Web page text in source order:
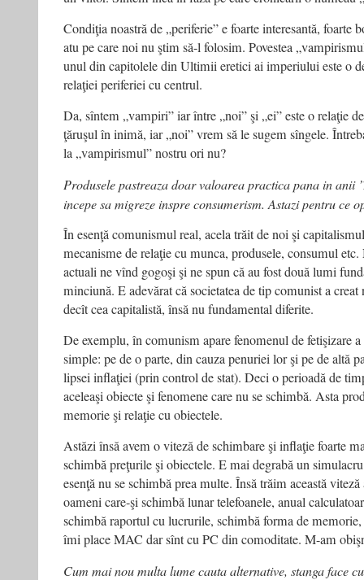
Condiţia noastră de „periferie” e foarte interesantă, foarte
atu pe care noi nu ştim să-l folosim. Povestea
unul din capitolele din Ultimii eretici ai imperiului este o
relaţiei periferiei cu centrul.
Da, sîntem „vampiri” iar între „noi” şi „ei” este o relaţie
ţăruşul în inimă, iar „noi” vrem să le sugem sîngele.
la „vampirismul” nostru ori nu?
Produsele pastreaza doar valoarea practica pana in anii
incepe sa migreze inspre consumerism. Astazi pentru ce
În esenţă comunismul real, acela trăit de noi şi
mecanisme de relaţie cu munca, produsele, consumul
actuali ne vînd gogoşi şi ne spun că au fost două lumi
minciună. E adevărat că societatea de tip comunist a
decît cea capitalistă, însă nu fundamental diferite.
De exemplu, în comunism apare fenomenul de fetişizare
simple: pe de o parte, din cauza penuriei lor şi pe de altă
lipsei inflaţiei (prin control de stat). Deci o perioadă de
aceleaşi obiecte şi fenomene care nu se schimbă. Asta
memorie şi relaţie cu obiectele.
Astăzi însă avem o viteză de schimbare şi inflaţie foarte
schimbă preţurile şi obiectele. E mai degrabă un
esenţă nu se schimbă prea multe. Însă trăim această
oameni care-şi schimbă lunar telefoanele, anual
schimbă raportul cu lucrurile, schimbă forma de
îmi place MAC dar sînt cu PC din comoditate. M-am
Cum mai nou multa lume cauta alternative, stanga face